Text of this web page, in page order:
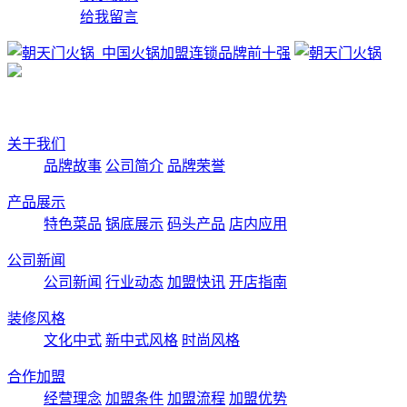
给我留言
关于我们
品牌故事 公司简介 品牌荣誉
产品展示
特色菜品 锅底展示 码头产品 店内应用
公司新闻
公司新闻 行业动态 加盟快讯 开店指南
装修风格
文化中式 新中式风格 时尚风格
合作加盟
经营理念 加盟条件 加盟流程 加盟优势